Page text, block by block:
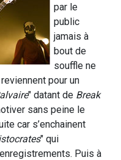
par le
public
jamais à
bout de
souffle ne
pour un
" datant de Break
sans peine le
car s’enchainent
" qui
Puis à